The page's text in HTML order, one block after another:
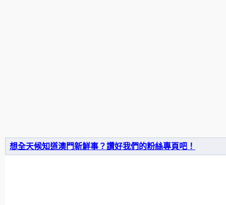
想全天候知道澳門新鮮事？讚好我們的粉絲專頁吧！